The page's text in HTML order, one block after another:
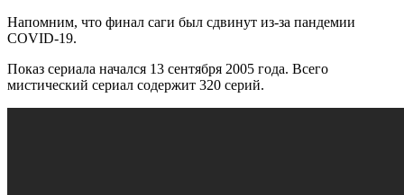
Напомним, что финал саги был сдвинут из-за пандемии
COVID-19.
Показ сериала начался 13 сентября 2005 года. Всего
мистический сериал содержит 320 серий.